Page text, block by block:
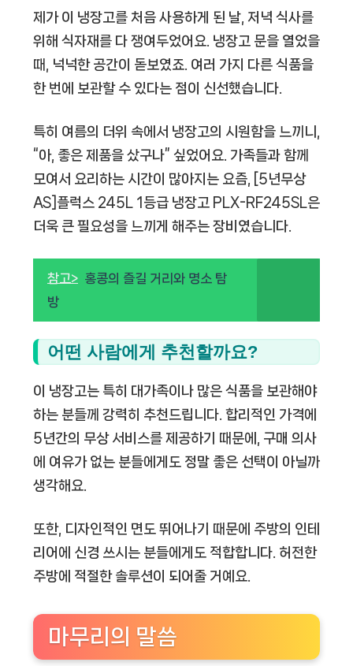
제가 이 냉장고를 처음 사용하게 된 날, 저녁 식사를
위해 식자재를 다 쟁여두었어요. 냉장고 문을 열었을
때, 넉넉한 공간이 돋보였죠. 여러 가지 다른 식품을
한 번에 보관할 수 있다는 점이 신선했습니다.
특히 여름의 더위 속에서 냉장고의 시원함을 느끼니,
“아, 좋은 제품을 샀구나” 싶었어요. 가족들과 함께
모여서 요리하는 시간이 많아지는 요즘, [5년무상
AS]플럭스 245L 1등급 냉장고 PLX-RF245SL은
더욱 큰 필요성을 느끼게 해주는 장비였습니다.
참고> 홍콩의 즐길 거리와 명소 탐
방
어떤 사람에게 추천할까요?
이 냉장고는 특히 대가족이나 많은 식품을 보관해야
하는 분들께 강력히 추천드립니다. 합리적인 가격에
5년간의 무상 서비스를 제공하기 때문에, 구매 의사
에 여유가 없는 분들에게도 정말 좋은 선택이 아닐까
생각해요.
또한, 디자인적인 면도 뛰어나기 때문에 주방의 인테
리어에 신경 쓰시는 분들에게도 적합합니다. 허전한
주방에 적절한 솔루션이 되어줄 거예요.
마무리의 말씀